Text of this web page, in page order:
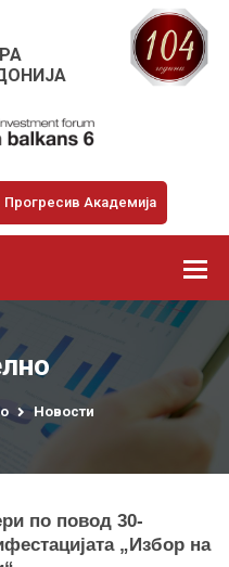
Прогресив Академија
Новости
по повод 30-
„Избор на